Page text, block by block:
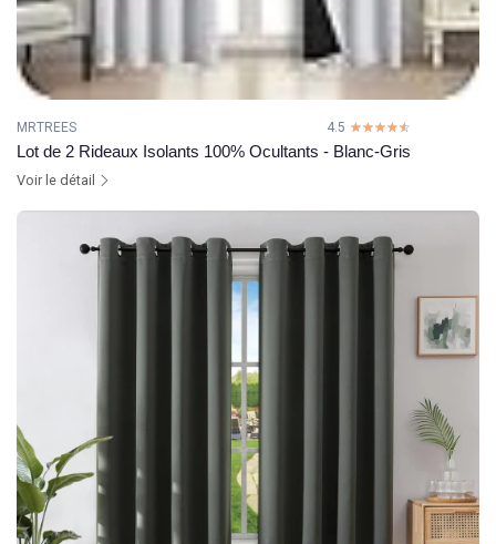
MRTREES 4.5 ☆☆☆☆☆
★★★★★
Lot de 2 Rideaux Isolants 100% Ocultants - Blanc-Gris
Voir le détail